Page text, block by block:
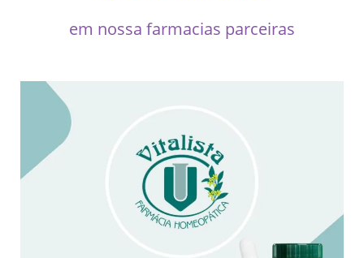
em nossa farmacias parceiras